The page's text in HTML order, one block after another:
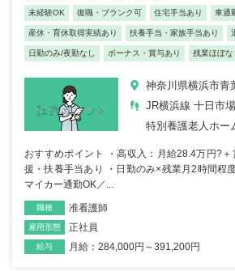
未経験OK 復職・ブランク可 住宅手当あり 車通
産休・育休取得実績あり 扶養手当・家族手当あり
日勤のみ/夜勤なし ボーナス・賞与あり 残業ほぼな
神奈川県横浜市青
JR横浜線 十日市
特別養護老人ホー
おすすめポイント ・高収入：月給28.4万円?
援・扶養手当あり ・日勤のみ×残業月2時間程
マイカー通勤OK／...
職種 准看護師
雇用形態 正社員
給与 月給：284,000円～391,200円